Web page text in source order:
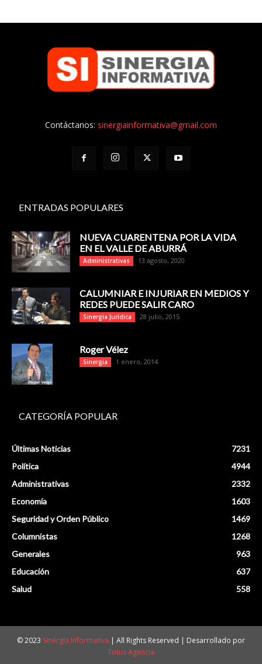
Contáctanos: sinergiainformativa@gmail.com
ENTRADAS POPULARES
NUEVA CUARENTENA POR LA VIDA
EN EL VALLE DE ABURRÁ
Administrativas 13 agosto, 2020
CALUMNIAR E INJURIAR EN MEDIOS Y
REDES PUEDE SALIR CARO
Sinergia Jurídica 28 julio, 2015
Roger Vélez
Sinergia 1 enero, 2014
CATEGORÍA POPULAR
Últimas Noticias
7231
Política
4944
Administrativas
2332
Economía
1603
Seguridad y Orden Público
1469
Columnistas
1268
Generales
963
Educación
637
Salud
558
© 2023 Sinergia Informativa | All Rights Reserved | Desarrollado por
Totus Agencia